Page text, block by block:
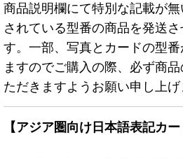
商品説明欄にて特別な記載が
されている型番の商品を発送
す。一部、写真とカードの型
ますのでご購入の際、必ず商
ただきますようお願い申し上げ
【アジア圏向け日本語表記カー